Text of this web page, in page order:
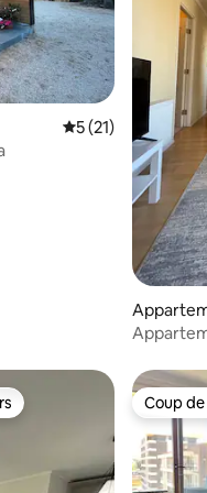
Évaluation
5 (21)
plus appréciés Coup
Coup